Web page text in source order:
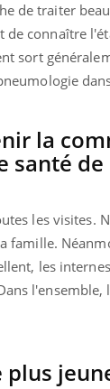
de traiter
connaître
sort
la
les visites.
famille.
les